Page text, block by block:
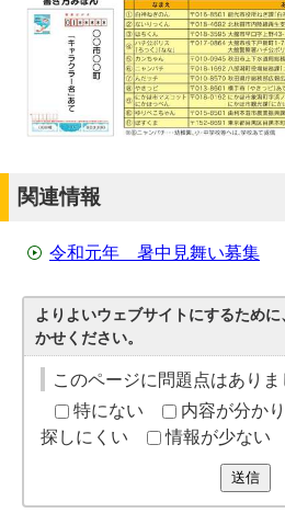
関連情報
令和元年 暑中見舞い募集
よりよいウェブサイトにするため
かせください。
このページに問題点はあり
特にない
内容が分か
探しにくい
情報が少ない
送信